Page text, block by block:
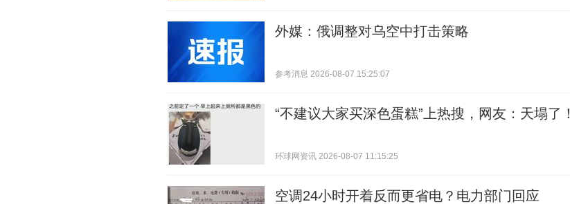
外媒：俄调整对乌空中打击策略
参考消息 2026-08-07 15:25:07
“不建议大家买深色蛋糕”上热搜，网友：天塌了！
环球网资讯 2026-08-07 11:15:25
空调24小时开着反而更省电？电力部门回应